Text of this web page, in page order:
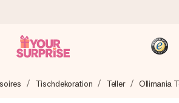
sorgfältig vor und schicken es
Tischdekoration Teller Ollimania